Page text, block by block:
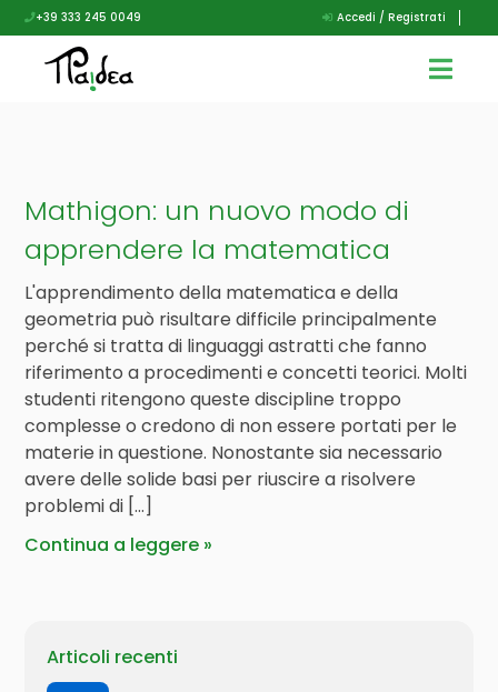
+39 333 245 0049 Accedi / Registrati
Mathigon: un nuovo modo di
apprendere la matematica
L'apprendimento della matematica e della
geometria può risultare difficile principalmente
perché si tratta di linguaggi astratti che fanno
riferimento a procedimenti e concetti teorici. Molti
studenti ritengono queste discipline troppo
complesse o credono di non essere portati per le
materie in questione. Nonostante sia necessario
avere delle solide basi per riuscire a risolvere
problemi di […]
Continua a leggere
Articoli recenti